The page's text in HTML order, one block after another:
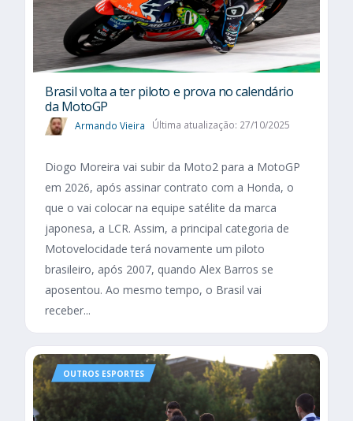
Brasil volta a ter piloto e prova no calendário
da MotoGP
Armando Vieira Última atualização: 27/10/2025
Diogo Moreira vai subir da Moto2 para a MotoGP
em 2026, após assinar contrato com a Honda, o
que o vai colocar na equipe satélite da marca
japonesa, a LCR. Assim, a principal categoria de
Motovelocidade terá novamente um piloto
brasileiro, após 2007, quando Alex Barros se
aposentou. Ao mesmo tempo, o Brasil vai
receber...
OUTROS ESPORTES